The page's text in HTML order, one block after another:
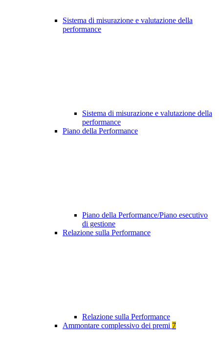
Sistema di misurazione e valutazione della
performance
Sistema di misurazione e valutazione della
performance
Piano della Performance
Piano della Performance/Piano esecutivo
di gestione
Relazione sulla Performance
Relazione sulla Performance
Ammontare complessivo dei premi 7